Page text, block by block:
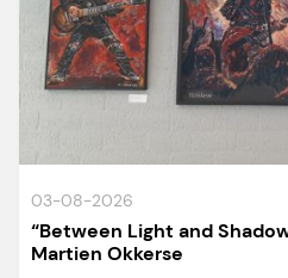
03-08-2026
“Between Light and
Martien Okkerse